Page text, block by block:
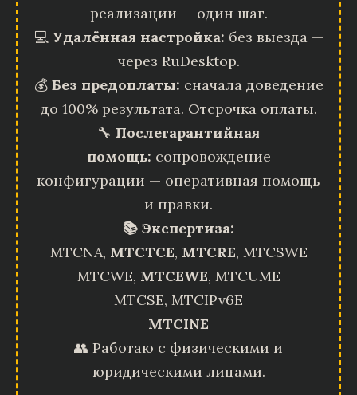
реализации — один шаг.
💻 Удалённая настройка: без выезда —
через RuDesktop.
💰 Без предоплаты: сначала доведение
до 100% результата. Отсрочка оплаты.
🔧 Послегарантийная
помощь: сопровождение
конфигурации — оперативная помощь
и правки.
📚 Экспертиза:
MTCNA, MTCTCE, MTCRE, MTCSWE
MTCWE, MTCEWE, MTCUME
MTCSE, MTCIPv6E
MTCINE
👥 Работаю с физическими и
юридическими лицами.